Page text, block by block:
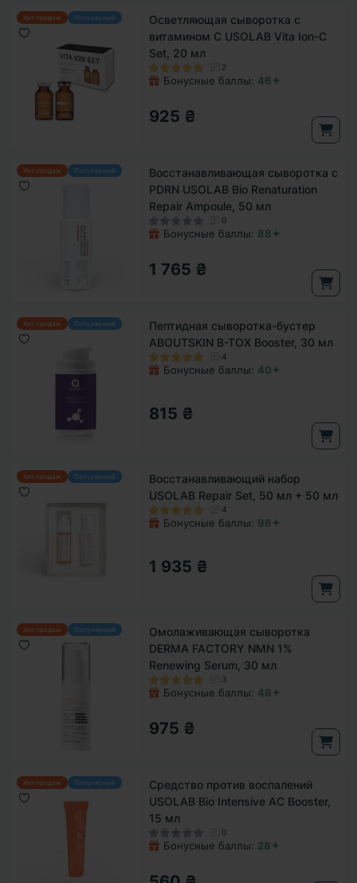
Хит продаж Популярный
Осветляющая сыворотка с
витамином С USOLAB Vita Ion-C
Set, 20 мл
2
Бонусные баллы: 46✦
925 ₴
Хит продаж Популярный
Восстанавливающая сыворотка с
PDRN USOLAB Bio Renaturation
Repair Ampoule, 50 мл
0
Бонусные баллы: 88✦
1 765 ₴
Хит продаж Популярный
Пептидная сыворотка-бустер
ABOUTSKIN B-TOX Booster, 30 мл
4
Бонусные баллы: 40✦
815 ₴
Хит продаж Популярный
Восстанавливающий набор
USOLAB Repair Set, 50 мл + 50 мл
4
Бонусные баллы: 96✦
1 935 ₴
Хит продаж Популярный
Омолаживающая сыворотка
DERMA FACTORY NMN 1%
Renewing Serum, 30 мл
3
Бонусные баллы: 48✦
975 ₴
Хит продаж Популярный
Средство против воспалений
USOLAB Bio Intensive AC Booster,
15 мл
0
Бонусные баллы: 28✦